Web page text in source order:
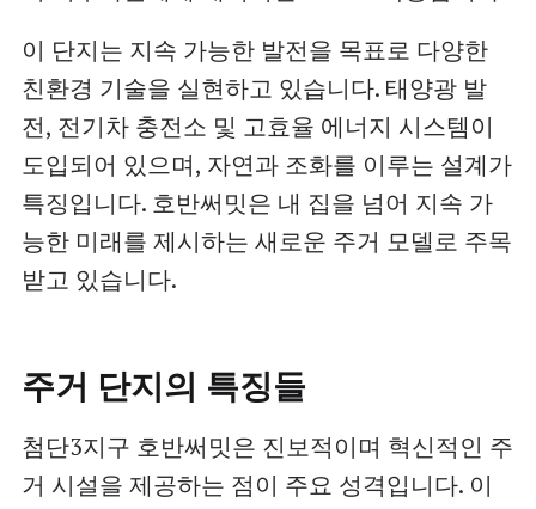
이 단지는 지속 가능한 발전을 목표로 다양한
친환경 기술을 실현하고 있습니다. 태양광 발
전, 전기차 충전소 및 고효율 에너지 시스템이
도입되어 있으며, 자연과 조화를 이루는 설계가
특징입니다. 호반써밋은 내 집을 넘어 지속 가
능한 미래를 제시하는 새로운 주거 모델로 주목
받고 있습니다.
주거 단지의 특징들
첨단3지구 호반써밋은 진보적이며 혁신적인 주
거 시설을 제공하는 점이 주요 성격입니다. 이